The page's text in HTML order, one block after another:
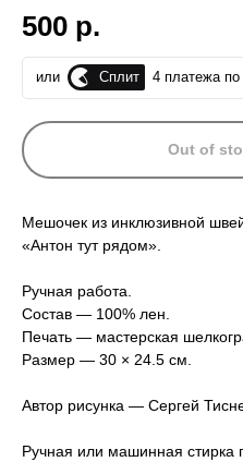
500 р.
или Сплит 4 платежа по
Out of
Мешочек из инклюзивной
«Антон тут рядом».
Ручная работа.
Состав — 100% лен.
Печать — мастерская
Размер — 30 × 24.5 см.
Автор рисунка — Сергей
Ручная или машинная стирка